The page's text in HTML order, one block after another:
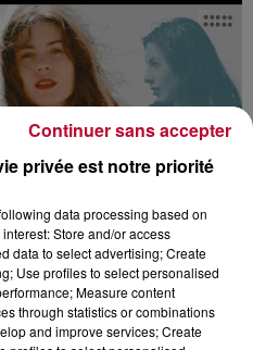
privée est notre priorité
data processing based on
Store and/or access
data to select advertising; Create
Use profiles to select personalised
Measure content
through statistics or combinations
and improve services; Create
Continuer sans accepter